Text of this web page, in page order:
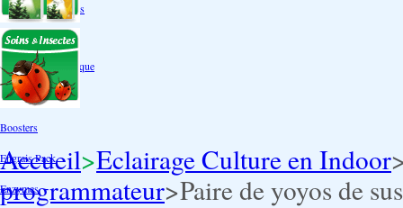
Engrais par familles
Engrais terre
Engrais hydroponique
Engrais-Coco
Boosters
Engrais Pack
Enzymes
Accueil>Eclairage Culture en Indoor
programmateur>Paire de yoyos de